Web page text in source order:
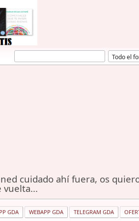
cuidado ahí fuera, os
vuelta...
GDA WEBAPP GDA TELEGRAM GDA